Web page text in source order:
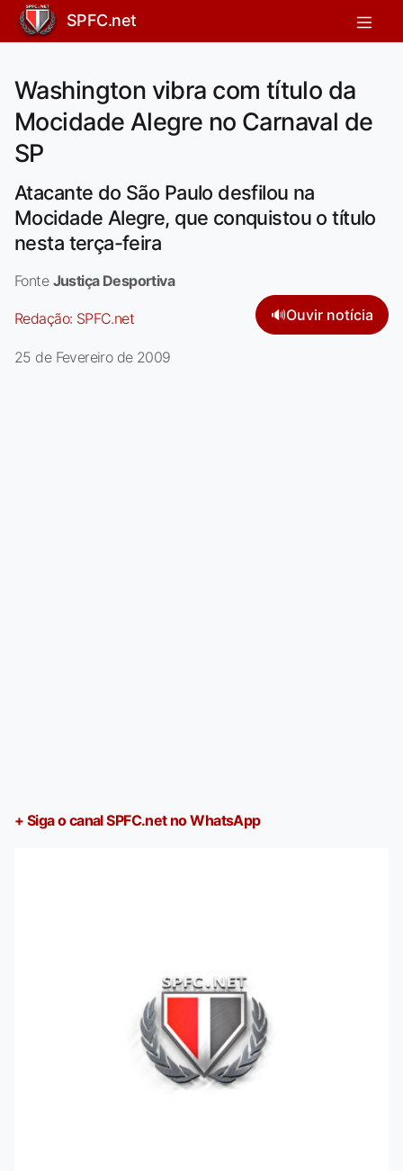
SPFC.net
Washington vibra com título da
Mocidade Alegre no Carnaval de
SP
Atacante do São Paulo desfilou na
Mocidade Alegre, que conquistou o título
nesta terça-feira
Fonte Justiça Desportiva
Redação: SPFC.net 🔊Ouvir notícia
25 de Fevereiro de 2009
+ Siga o canal SPFC.net no WhatsApp